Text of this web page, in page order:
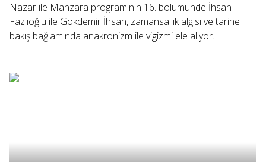
Nazar ile Manzara programının 16. bölümünde İhsan
Fazlıoğlu ile Gökdemir İhsan, zamansallık algısı ve tarihe
bakış bağlamında anakronizm ile vigizmi ele alıyor.